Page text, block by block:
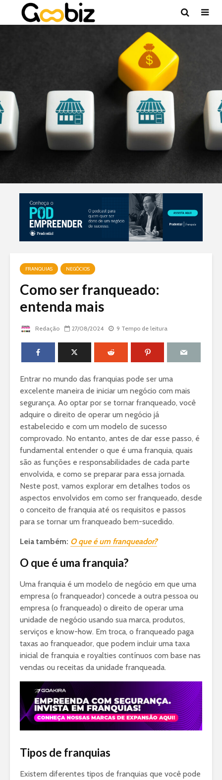
FRANQUIAS NEGÓCIOS
Como ser franqueado:
entenda mais
Redação 27/08/2024 9 Tempo de leitura
Entrar no mundo das franquias pode ser uma
excelente maneira de iniciar um negócio com mais
segurança. Ao optar por se tornar franqueado, você
adquire o direito de operar um negócio já
estabelecido e com um modelo de sucesso
comprovado. No entanto, antes de dar esse passo, é
fundamental entender o que é uma franquia, quais
são as funções e responsabilidades de cada parte
envolvida, e como se preparar para essa jornada.
Neste post, vamos explorar em detalhes todos os
aspectos envolvidos em como ser franqueado, desde
o conceito de franquia até os requisitos e passos
para se tornar um franqueado bem-sucedido.
Leia também: O que é um franqueador?
O que é uma franquia?
Uma franquia é um modelo de negócio em que uma
empresa (o franqueador) concede a outra pessoa ou
empresa (o franqueado) o direito de operar uma
unidade de negócio usando sua marca, produtos,
serviços e know-how. Em troca, o franqueado paga
taxas ao franqueador, que podem incluir uma taxa
inicial de franquia e royalties contínuos com base nas
vendas ou receitas da unidade franqueada.
Tipos de franquias
Existem diferentes tipos de franquias que você pode